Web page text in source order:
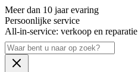
Meer dan 10 jaar evaring
Persoonlijke service
All-in-service: verkoop en reparatie